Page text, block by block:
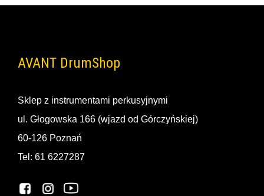
AVANT DrumShop
Sklep z instrumentami perkusyjnymi
ul. Głogowska 166 (wjazd od Górczyńskiej)
60-126 Poznań
Tel: 61 6227287